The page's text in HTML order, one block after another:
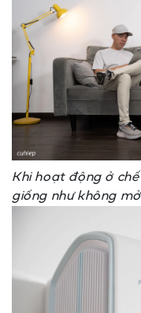
Khi hoạt động ở chế
giống như không